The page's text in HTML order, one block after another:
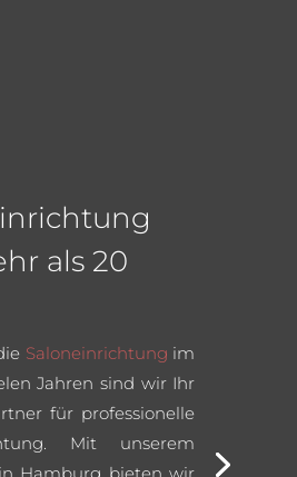
als 20
Saloneinrichtung im
Jahren sind wir Ihr
für professionelle
Mit unserem